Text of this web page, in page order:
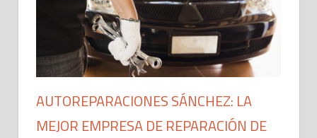
AUTOREPARACIONES SÁNCHEZ: LA
MEJOR EMPRESA DE REPARACIÓN DE